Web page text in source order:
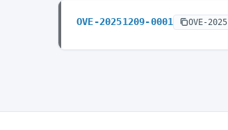
OVE-20251209-0001 OVE-